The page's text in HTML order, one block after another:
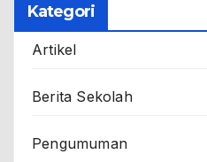
Kategori
Artikel
Berita Sekolah
Pengumuman